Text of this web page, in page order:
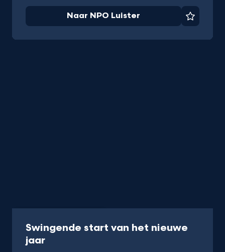
Naar NPO Luister
Swingende start van het nieuwe
jaar-